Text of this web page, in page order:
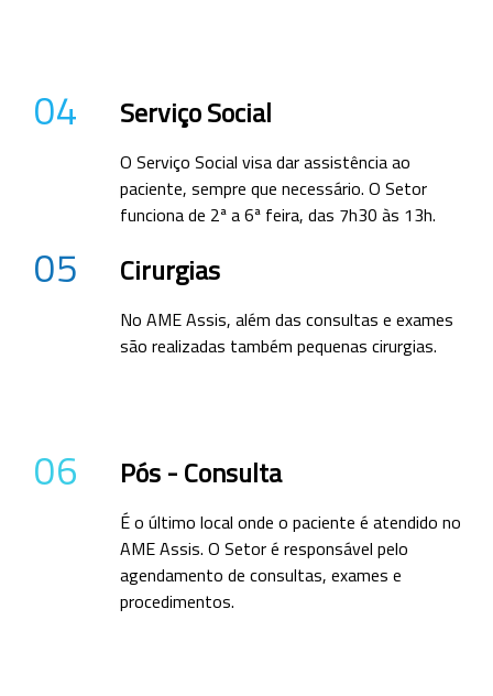
04 Serviço Social
O Serviço Social visa dar assistência ao
paciente, sempre que necessário. O Setor
funciona de 2ª a 6ª feira, das 7h30 às 13h.
05 Cirurgias
No AME Assis, além das consultas e exames
são realizadas também pequenas cirurgias.
06 Pós - Consulta
É o último local onde o paciente é atendido no
AME Assis. O Setor é responsável pelo
agendamento de consultas, exames e
procedimentos.